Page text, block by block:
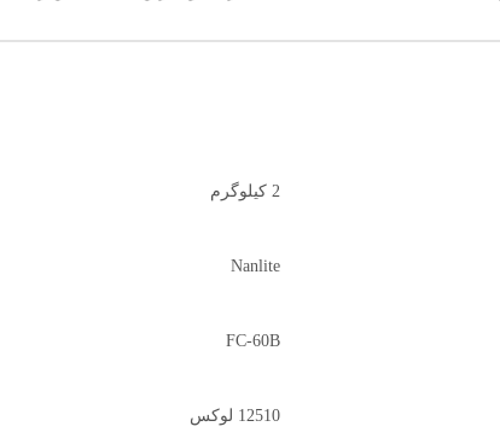
2 کیلوگرم
Nanlite
FC-60B
12510 لوکس